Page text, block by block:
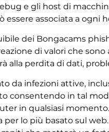
e gli host di
essere associata a ogni
dei Bongacams
di valori che
alla perdita di dati,
da infezioni attive,
consentendo in tal
in qualsiasi
per lo più basato sul